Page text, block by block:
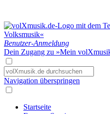
Benutzer-Anmeldung
Dein Zugang zu »Mein
Navigation überspringen
Startseite